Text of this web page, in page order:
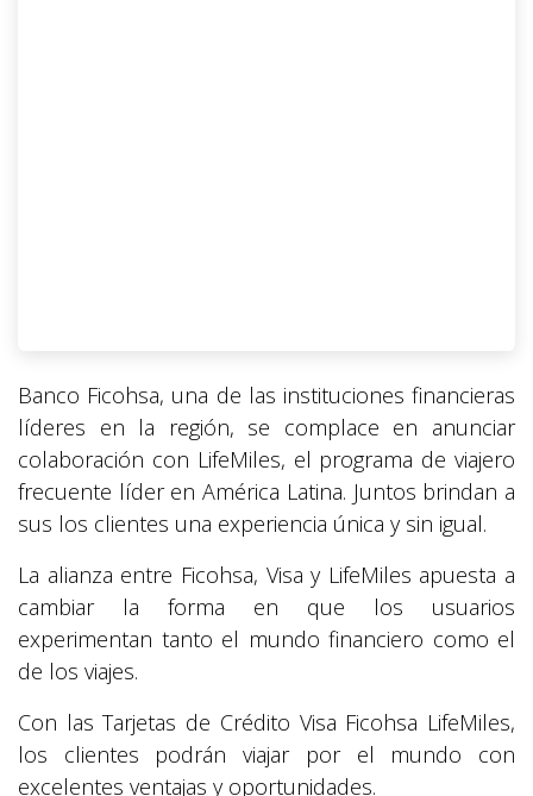
Banco Ficohsa, una de las instituciones financieras
líderes en la región, se complace en anunciar
colaboración con LifeMiles, el programa de viajero
frecuente líder en América Latina. Juntos brindan a
sus los clientes una experiencia única y sin igual.
La alianza entre Ficohsa, Visa y LifeMiles apuesta a
cambiar la forma en que los usuarios
experimentan tanto el mundo financiero como el
de los viajes.
Con las Tarjetas de Crédito Visa Ficohsa LifeMiles,
los clientes podrán viajar por el mundo con
excelentes ventajas y oportunidades.